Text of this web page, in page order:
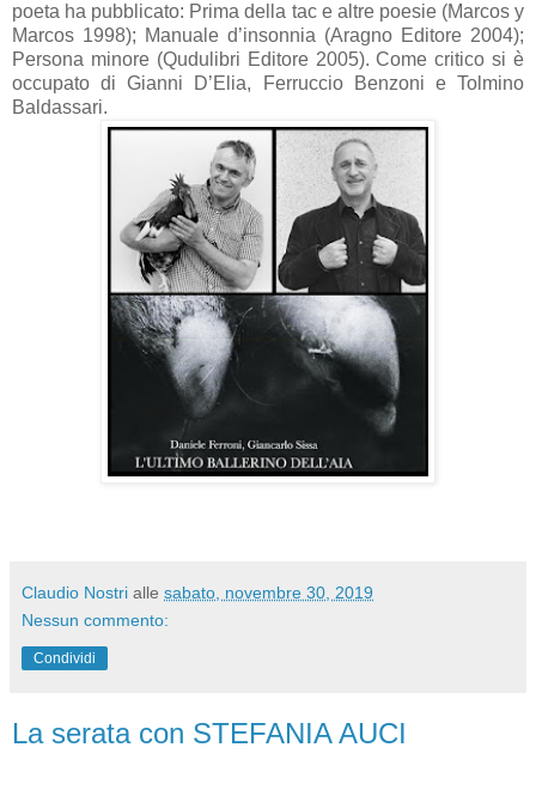
poeta ha pubblicato: Prima della tac e altre poesie (Marcos y
Marcos 1998); Manuale d’insonnia (Aragno Editore 2004);
Persona minore (Qudulibri Editore 2005). Come critico si è
occupato di Gianni D’Elia, Ferruccio Benzoni e Tolmino
Baldassari.
Claudio Nostri alle sabato, novembre 30, 2019
Nessun commento:
Condividi
La serata con STEFANIA AUCI